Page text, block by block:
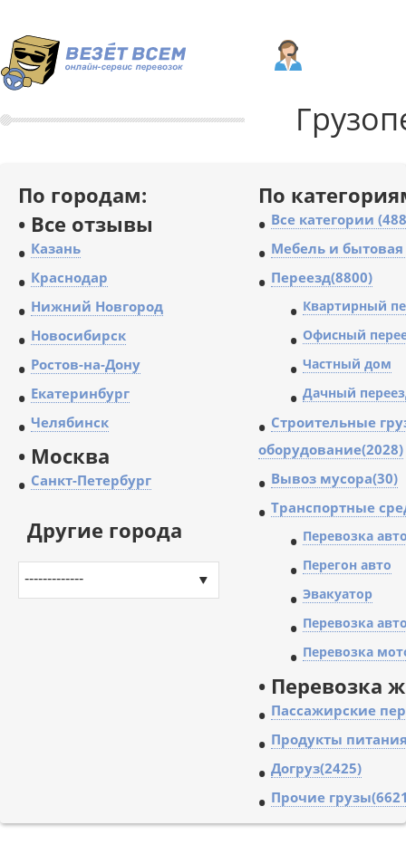
По городам:
• Все отзывы
• Казань
• Краснодар
• Нижний Новгород
• Новосибирск
• Ростов-на-Дону
• Екатеринбург
• Челябинск
• Москва
• Санкт-Петербург
Другие города
-------------
По
• Все категории
• Мебель и бытовая
• Переезд(8800)
• Квартирный
• Офисный
• Частный дом
• Дачный
• Строительные
оборудование(2028)
• Вывоз мусора(30)
• Транспортные
• Перевозка
• Перегон авто
• Эвакуатор
• Перевозка
• Перевозка
• Перевозка
• Пассажирские
• Продукты
• Догруз(2425)
• Прочие